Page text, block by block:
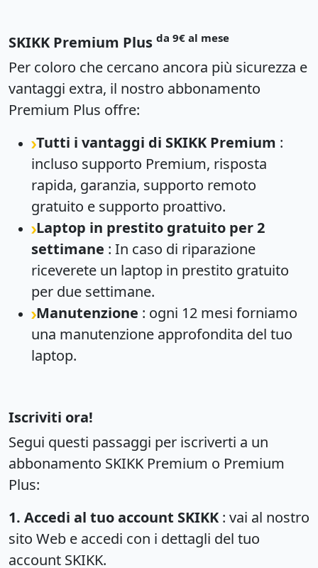
SKIKK Premium Plus da 9€ al mese
Per coloro che cercano ancora più sicurezza e
vantaggi extra, il nostro abbonamento
Premium Plus offre:
Tutti i vantaggi di SKIKK Premium :
incluso supporto Premium, risposta
rapida, garanzia, supporto remoto
gratuito e supporto proattivo.
Laptop in prestito gratuito per 2
settimane : In caso di riparazione
riceverete un laptop in prestito gratuito
per due settimane.
Manutenzione : ogni 12 mesi forniamo
una manutenzione approfondita del tuo
laptop.
Iscriviti ora!
Segui questi passaggi per iscriverti a un
abbonamento SKIKK Premium o Premium
Plus:
1. Accedi al tuo account SKIKK : vai al nostro
sito Web e accedi con i dettagli del tuo
account SKIKK.